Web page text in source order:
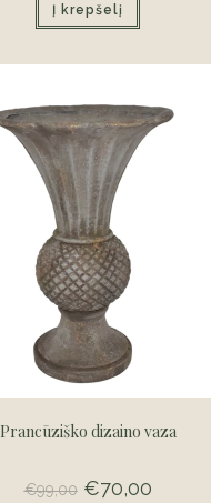
Į krepšelį
Prancūziško dizaino vaza
€99,00 Original
€70,00Current